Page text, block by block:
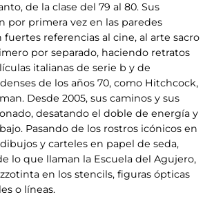
de la clase del 79 al 80. Sus
por primera vez en las paredes
fuertes referencias al cine, al arte sacro
por separado, haciendo retratos
italianas de serie b y de
de los años 70, como Hitchcock,
Desde 2005, sus caminos y sus
desatando el doble de energía y
Pasando de los rostros icónicos en
y carteles en papel de seda,
lo que llaman la Escuela del Agujero,
en los stencils, figuras ópticas
o líneas.